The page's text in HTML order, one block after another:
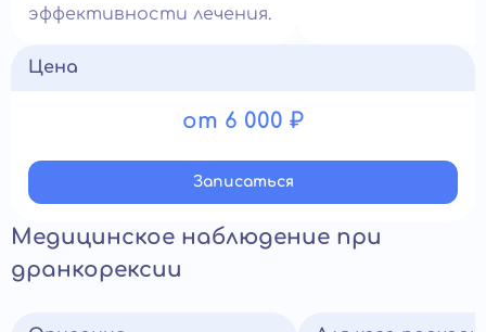
эффективности лечения.
Цена
от 6 000 ₽
Записатьcя
Медицинское наблюдение при
дранкорексии